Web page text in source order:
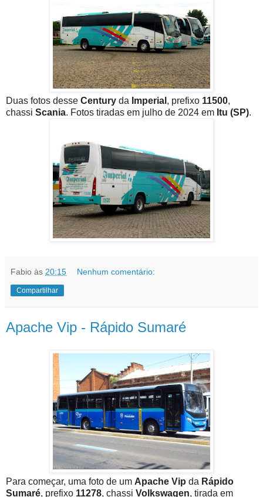
Duas fotos desse Century da Imperial , prefixo 11500,
chassi Scania. Fotos tiradas em julho de 2024 em Itu (SP).
Fabio às 20:15 Nenhum comentário:
Compartilhar
Apache Vip - Rápido Sumaré
Para começar, uma foto de um Apache Vip da Rápido
Sumaré, prefixo 11278, chassi Volkswagen, tirada em